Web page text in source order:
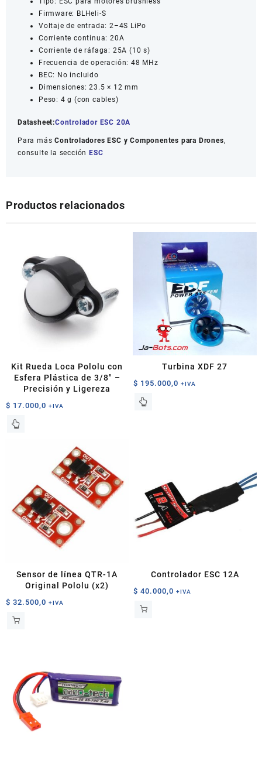
Firmware: BLHeli-S
Voltaje de entrada: 2–4S LiPo
Corriente continua: 20A
Corriente de ráfaga: 25A (10 s)
Frecuencia de operación: 48 MHz
BEC: No incluido
Dimensiones: 23.5 × 12 mm
Peso: 4 g (con cables)
Datasheet:Controlador ESC 20A
Para másControladores ESC y Componentes para Drones,
consulte la secciónESC
Productos relacionados
Kit Rueda Loca Pololu con
Esfera Plástica de 3/8″ –
Precisión y Ligereza
$ 17.000,0 +IVA
Turbina XDF 27
$ 195.000,0 +IVA
Sensor de línea QTR-1A
Original Pololu (x2)
$ 32.500,0 +IVA
Controlador ESC 12A
$ 40.000,0 +IVA